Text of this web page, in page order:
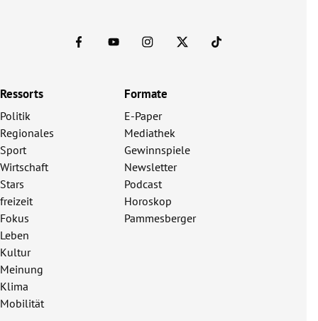
Ressorts
Politik
Regionales
Sport
Wirtschaft
Stars
freizeit
Fokus
Leben
Kultur
Meinung
Klima
Mobilität
Formate
E-Paper
Mediathek
Gewinnspiele
Newsletter
Podcast
Horoskop
Pammesberger